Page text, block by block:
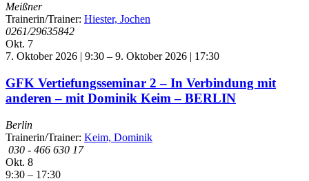
Meißner
Trainerin/Trainer: Hiester, Jochen
0261/29635842
Okt. 7
7. Oktober 2026 | 9:30 – 9. Oktober 2026 | 17:30
GFK Vertiefungsseminar 2 – In Verbindung mit
anderen – mit Dominik Keim – BERLIN
Berlin
Trainerin/Trainer: Keim, Dominik
030 - 466 630 17
Okt. 8
9:30 – 17:30